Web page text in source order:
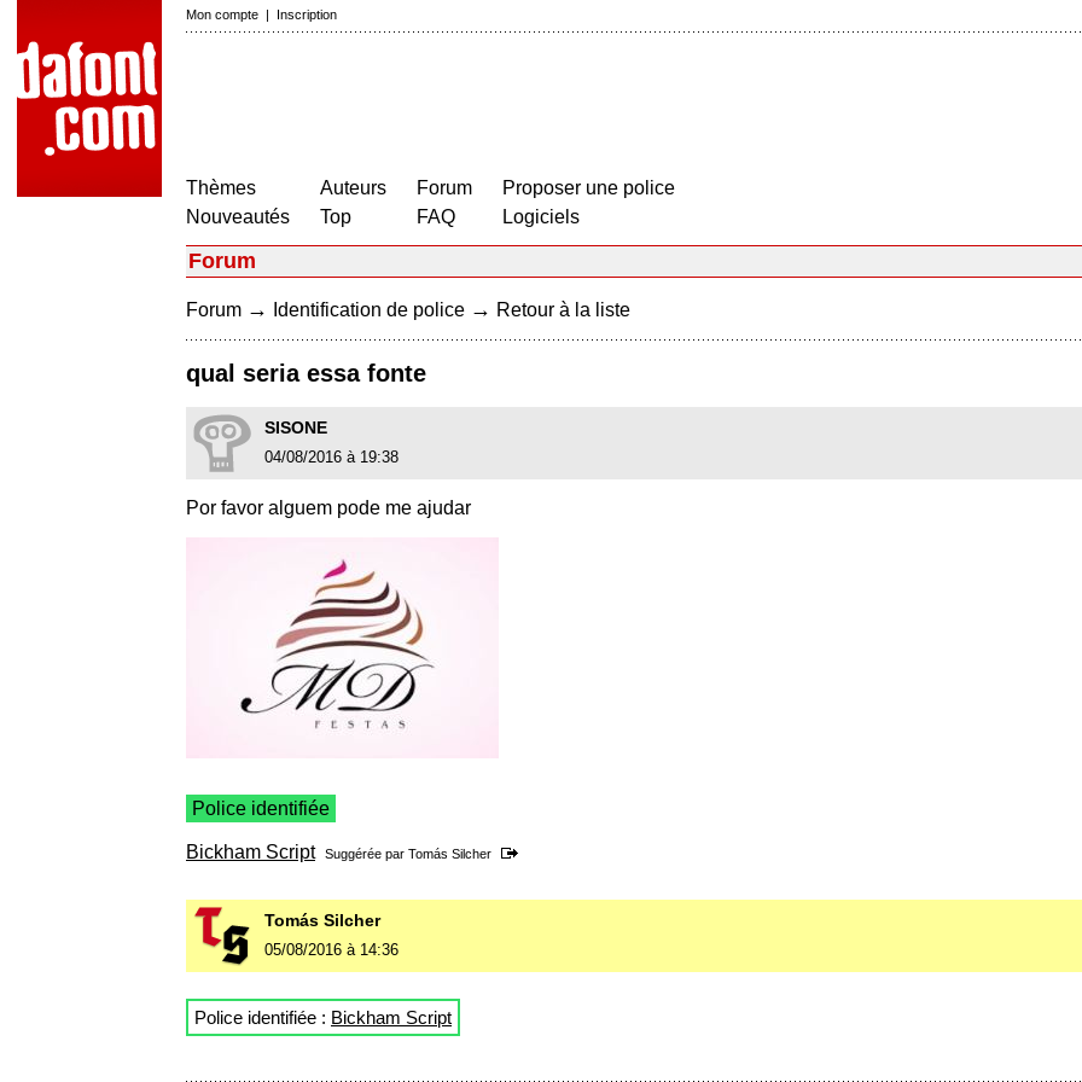
Mon compte | Inscription
Thèmes
Nouveautés
Auteurs
Top
Forum
FAQ
Proposer une police
Logiciels
Forum
Forum → Identification de police → Retour à la liste
qual seria essa fonte
SISONE
04/08/2016 à 19:38
Por favor alguem pode me ajudar
Police identifiée
Bickham Script Suggérée par Tomás Silcher
Tomás Silcher
05/08/2016 à 14:36
Police identifiée : Bickham Script